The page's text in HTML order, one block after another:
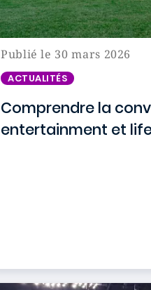
Publié le 30 mars 2026
ACTUALITÉS
Comprendre la
entertainment et